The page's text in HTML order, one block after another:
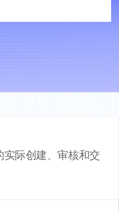
实际创建、审核和交